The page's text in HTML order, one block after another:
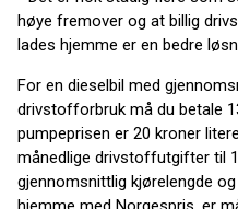
høye fremover og at billig
lades hjemme er en bedre
For en dieselbil med
drivstofforbruk må du betale
pumpeprisen er 20 kroner
månedlige drivstoffutgifter til
gjennomsnittlig kjørelengde